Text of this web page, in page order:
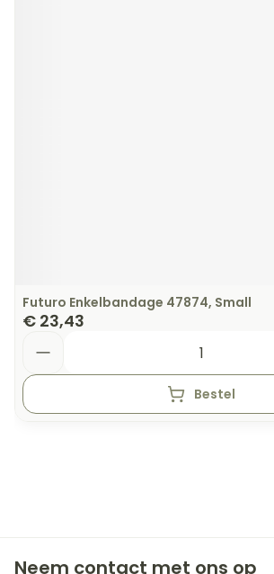
Futuro Enkelbandage 47874, Small
€ 23,43
Bestel
Neem contact met ons op